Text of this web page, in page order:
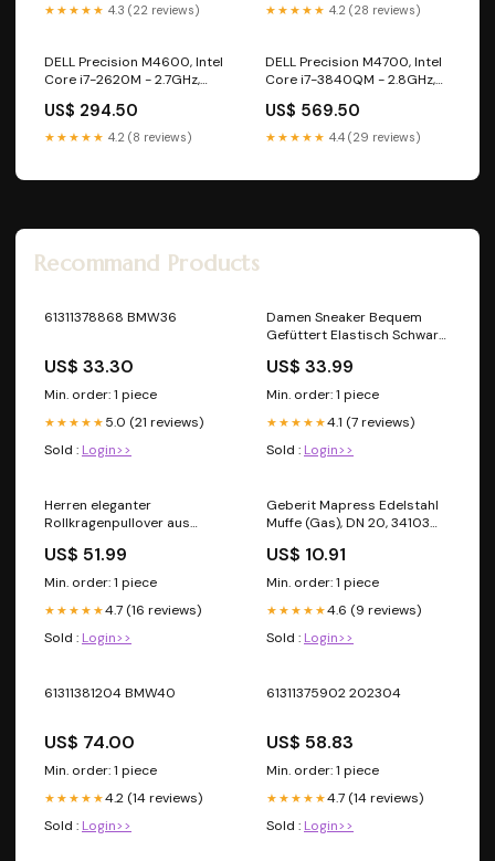
★★★★★ 4.3 (22 reviews) ★★★★★ 4.2 (28 reviews)
DELL Precision M4600, Intel
Core i7-2620M - 2.7GHz,
US$ 294.50
★★★★★ 4.2 (8 reviews)
DELL Precision M4700, Intel
Core i7-3840QM - 2.8GHz,
CAT2084867
US$ 569.50
★★★★★ 4.4 (29 reviews)
Recommand Products
61311378868 BMW36
US$ 33.30
Min. order: 1 piece
★★★★★ 5.0 (21 reviews)
Sold : Login>>
Damen Sneaker Bequem
Gefüttert Elastisch Schwarz
US$ 33.99
Min. order: 1 piece
★★★★★4.1 (7 reviews)
Sold : Login>>
Herren eleganter
Rollkragenpullover aus
Off Shoulder Dress
US$ 51.99
Min. order: 1 piece
★★★★★4.7 (16 reviews)
Sold : Login>>
Geberit Mapress Edelstahl
Muffe (Gas), DN 20, 34103
US$ 10.91
Min. order: 1 piece
★★★★★4.6 (9 reviews)
Sold : Login>>
61311381204 BMW40
US$ 74.00
Min. order: 1 piece
★★★★★4.2 (14 reviews)
Sold : Login>>
61311375902 202304
US$ 58.83
Min. order: 1 piece
★★★★★4.7 (14 reviews)
Sold : Login>>